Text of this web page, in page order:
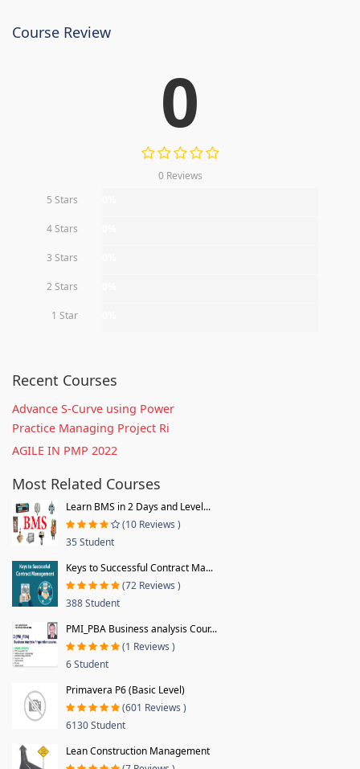
Course Review
0
0 Reviews
5 Stars
4 Stars
3 Stars
2 Stars
1 Star
Recent Courses
Advance S-Curve using Power
Practice Managing Project Ri
AGILE IN PMP 2022
Most Related Courses
Learn BMS in 2 Days and Level...
(10 Reviews )
35 Student
Keys to Successful Contract Ma...
(72 Reviews )
388 Student
PMI_PBA Business analysis Cour...
(1 Reviews )
6 Student
Primavera P6 (Basic Level)
(601 Reviews )
6130 Student
Lean Construction Management